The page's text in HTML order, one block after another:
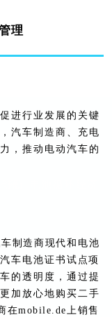
理
进行业发展的关键
汽车制造商、充电
，推动电动汽车的
制造商现代和电池
车电池证书试点项
的透明度，通过提
加放心地购买二手
在mobile.de上销售